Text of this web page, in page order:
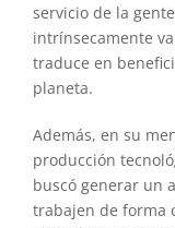
servicio de la
intrínsecamente
traduce en
planeta.
Además, en su
producción
buscó generar un
trabajen de forma